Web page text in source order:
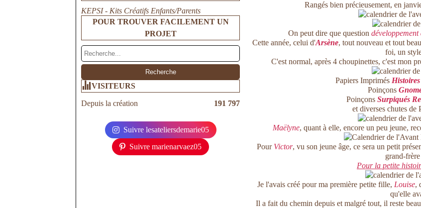
KEPSI - Kits Créatifs Enfants/Parents
POUR TROUVER FACILEMENT UN
PROJET
VISITEURS
Depuis la création 191 797
Suivre lesateliersdemarie05
Suivre marienarvaez05
Rangés bien précieusement, en
On peut dire que question
Cette année, celui d'Arsène, tout nouveau et tout
foi, un
C'est normal, après 4 choupinettes, c'est mon
Papiers Imprimés
Poinçons
Poinçons Surpiqués
et diverses chutes de
Maëlyne, quant à elle, encore un peu jeune,
Pour Victor, vu son jeune âge, ce sera un petit
grand-
Pour la petite
Je l'avais créé pour ma première petite fille, Louise,
qu'elle
Il a fait du chemin depuis et malgré tout, il reste